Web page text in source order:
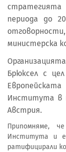
периода до
министерска
Брюксел с
Института в
Австрия.
Припомняме,
Института и е
ратифицирали